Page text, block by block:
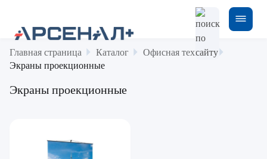
Главная страница Каталог
Офисная техника
Экраны проекционные
Экраны проекционные